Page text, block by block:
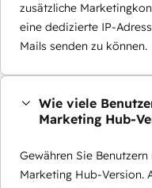
zusätzliche
eine dedizierte IP-
Mails senden zu können.
Wie viele
Marketing Hub-
Gewähren Sie
Marketing Hub-Version.